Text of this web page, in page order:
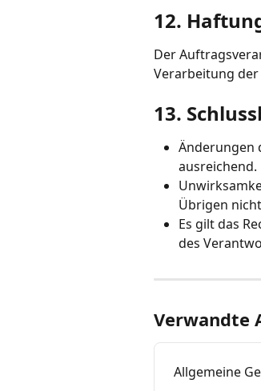
12.
Der
Verarbeitung
13.
Änderungen
ausreichend.
Übrigen
Es gilt das
des
Verwandte
Allgemeine